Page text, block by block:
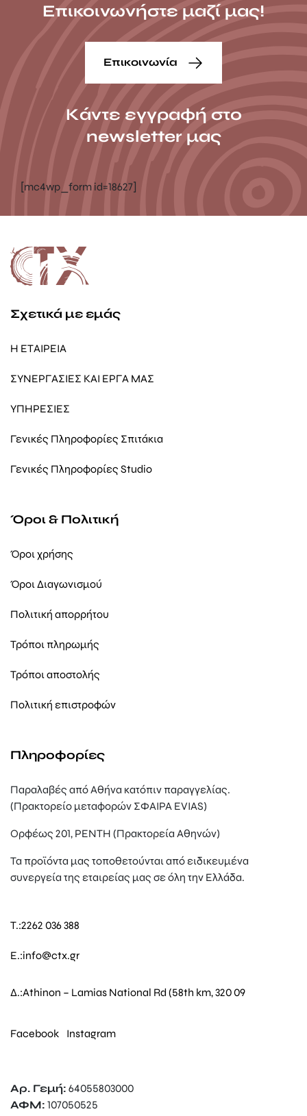
Επικοινωνήστε μαζί μας!
Επικοινωνία
Κάντε εγγραφή στο
newsletter μας
[mc4wp_form id=18627]
Σχετικά με εμάς
Η ΕΤΑΙΡΕΙΑ
ΣΥΝΕΡΓΑΣΙΕΣ ΚΑΙ ΕΡΓΑ ΜΑΣ
ΥΠΗΡΕΣΙΕΣ
Γενικές Πληροφορίες Σπιτάκια
Γενικές Πληροφορίες Studio
Όροι & Πολιτική
Όροι χρήσης
Όροι Διαγωνισμού
Πολιτική απορρήτου
Τρόποι πληρωμής
Τρόποι αποστολής
Πολιτική επιστροφών
Πληροφορίες
Παραλαβές από Αθήνα κατόπιν παραγγελίας.
(Πρακτορείο μεταφορών ΣΦΑΙΡΑ EVIAS)
Ορφέως 201, ΡΕΝΤΗ (Πρακτορεία Αθηνών)
Τα προϊόντα μας τοποθετούνται από ειδικευμένα
συνεργεία της εταιρείας μας σε όλη την Ελλάδα.
T.:2262 036 388
E.:info@ctx.gr
Δ.:Athinon – Lamias National Rd (58th km, 320 09
Facebook Instagram
Αρ. Γεμή: 64055803000
ΑΦΜ: 107050525